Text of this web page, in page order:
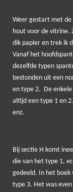
Weer gestart met de
hout voor de vitrine.
dik papier en trek ik
Vanaf het
dezelfde typen
bestonden uit een
en type 2. De enkele
altijd een type 1 en
enz.
Bij sectie H komt
die van het type 1,
gedeeld. In het boek
type 3. Het was